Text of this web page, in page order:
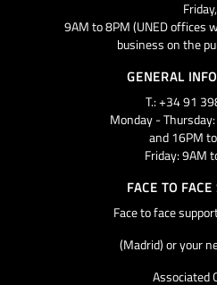
Friday,
9AM to 8PM (UNED offices
business on the
GENERAL
T.: +34 91
Monday -
and 16PM
Friday: 9AM
FACE TO
Face to face
(Madrid) or your
Associated